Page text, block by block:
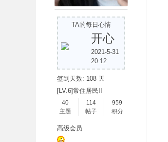
TA的每日心情
开心
2021-5-31
20:12
签到天数: 108 天
[LV.6]常住居民II
40
主题
114
帖子
959
积分
高级会员